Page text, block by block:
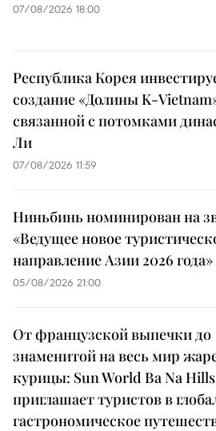
07/08/2026 18:00
Республика Корея
создание «Долины K-
связанной с потомками
Ли
07/08/2026 11:59
Ниньбинь номинирован на
«Ведущее новое
направление Азии 2026 года»
05/08/2026 21:00
От французской выпечки до
знаменитой на весь мир
курицы: Sun World Ba Na Hills
приглашает туристов в
гастрономическое